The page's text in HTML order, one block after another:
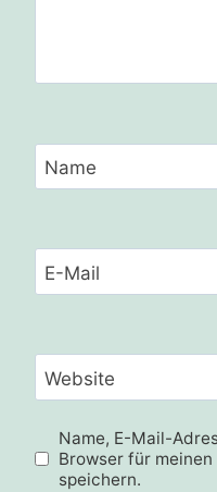
Name
E-Mail
Website
Name, E-Mail-
Browser für
speichern.